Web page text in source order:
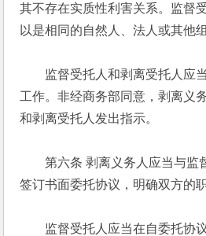
其不存在实质性利害关系。监督
以是相同的自然人、法人或其他
监督受托人和剥离受托人应当
工作。非经商务部同意，剥离义
和剥离受托人发出指示。
第六条 剥离义务人应当与监
签订书面委托协议，明确双方的
监督受托人应当在自委托协议